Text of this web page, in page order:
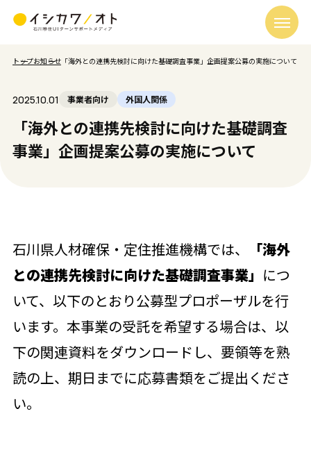
トップお知らせ「海外との連携先検討に向けた基礎調査事業」企画提案公募の実施について
2025.10.01 事業者向け 外国人関係
「海外との連携先検討に向けた基礎調査
事業」企画提案公募の実施について
石川県人材確保・定住推進機構では、
「海外
との連携先検討に向けた基礎調査事業」 につ
いて、以下のとおり公募型プロポーザルを行
います。本事業の受託を希望する場合は、以
下の関連資料をダウンロードし、要領等を熟
読の上、期日までに応募書類をご提出くださ
い。